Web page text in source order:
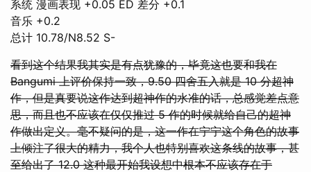
系统 漫画表现 +0.05 ED 差分 +0.1
音乐 +0.2
总计 10.78/N8.52 S-
看到这个结果我其实是有点犹豫的，毕竟这也要和我在
Bangumi 上评价保持一致，9.50 四舍五入就是 10 分超神
作，但是真要说这作达到超神作的水准的话，总感觉差点意
思，而且也不应该在仅仅推过 5 作的时候就给自己的超神
作做出定义。毫不疑问的是，这一作在宁宁这个角色的故事
上倾注了很大的精力，我个人也特别喜欢这条线的故事，甚
至给出了 12.0 这种最开始我设想中根本不应该存在于